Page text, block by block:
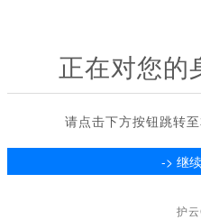
正在对您的
请点击下方按钮跳转
护